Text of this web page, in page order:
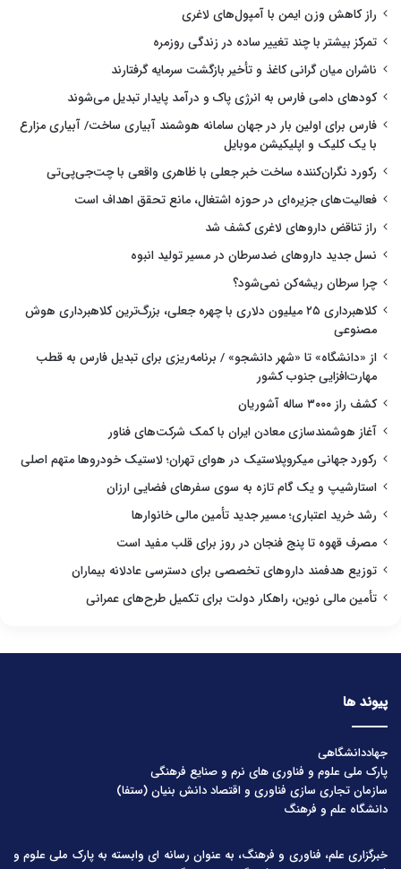
راز کاهش وزن ایمن با آمپول‌های لاغری
تمرکز بیشتر با چند تغییر ساده در زندگی روزمره
ناشران میان گرانی کاغذ و تأخیر بازگشت سرمایه گرفتارند
کودهای دامی فارس به انرژی پاک و درآمد پایدار تبدیل می‌شوند
فارس برای اولین بار در جهان سامانه هوشمند آبیاری ساخت/ آبیاری مزارع
با یک کلیک و اپلیکیشن موبایل
رکورد نگران‌کننده ساخت خبر جعلی با ظاهری واقعی با چت‌جی‌پی‌تی
فعالیت‌های جزیره‌ای در حوزه اشتغال، مانع تحقق اهداف است
راز تناقض داروهای لاغری کشف شد
نسل جدید داروهای ضدسرطان در مسیر تولید انبوه
چرا سرطان ریشه‌کن نمی‌شود؟
کلاهبرداری ۲۵ میلیون دلاری با چهره جعلی، بزرگ‌ترین کلاهبرداری هوش
مصنوعی
از «دانشگاه» تا «شهر دانشجو» / برنامه‌ریزی برای تبدیل فارس به قطب
مهارت‌افزایی جنوب کشور
کشف راز ۳۰۰۰ ساله آشوریان
آغاز هوشمندسازی معادن ایران با کمک شرکت‌های فناور
رکورد جهانی میکروپلاستیک در هوای تهران؛ لاستیک خودروها متهم اصلی
استارشیپ و یک گام تازه به سوی سفرهای فضایی ارزان
رشد خرید اعتباری؛ مسیر جدید تأمین مالی خانوارها
مصرف قهوه تا پنج فنجان در روز برای قلب مفید است
توزیع هدفمند داروهای تخصصی برای دسترسی عادلانه بیماران
تأمین مالی نوین، راهکار دولت برای تکمیل طرح‌های عمرانی
پیوند ها
جهاددانشگاهی
پارک ملی علوم و فناوری های نرم و صنایع فرهنگی
سازمان تجاری سازی فناوری و اقتصاد دانش بنیان (ستفا)
دانشگاه علم و فرهنگ
خبرگزاری علم، فناوری و فرهنگ، به عنوان رسانه ای وابسته به پارک ملی علوم و